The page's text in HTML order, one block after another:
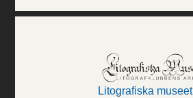
Litografiska museet